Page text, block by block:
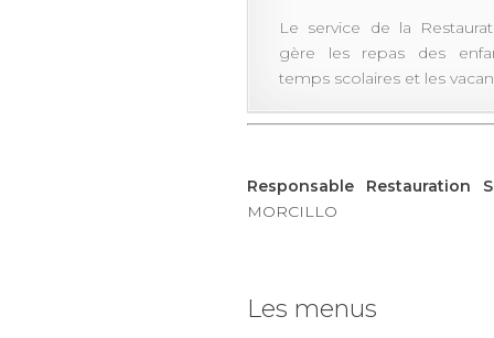
Le service de la
gère les repas des
temps scolaires et les
Responsable Restauration
MORCILLO
Les menus